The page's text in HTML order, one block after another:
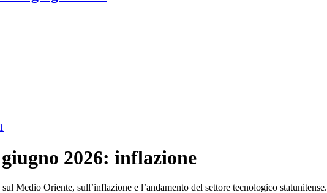
2026: inflazione
Medio Oriente, sull’inflazione e l’andamento del settore tecnologico statunitense.